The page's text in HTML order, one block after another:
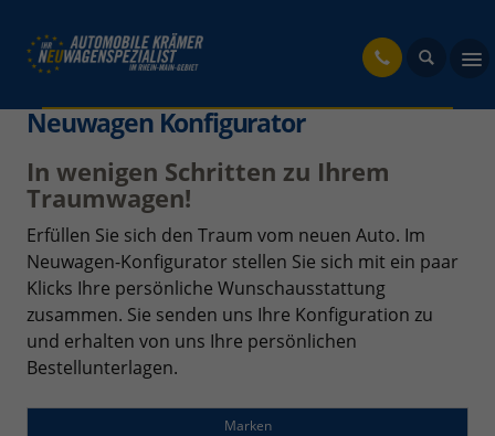
Neuwagen Konfigurator
In wenigen Schritten zu Ihrem
Traumwagen!
Erfüllen Sie sich den Traum vom neuen Auto. Im
Neuwagen-Konfigurator stellen Sie sich mit ein paar
Klicks Ihre persönliche Wunschausstattung
zusammen. Sie senden uns Ihre Konfiguration zu
und erhalten von uns Ihre persönlichen
Bestellunterlagen.
Marken